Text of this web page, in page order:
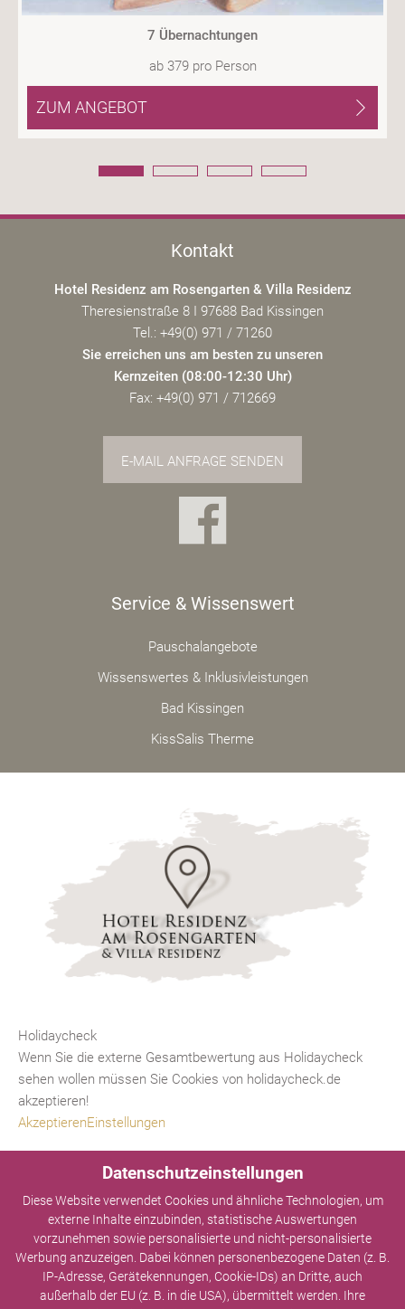
Datenschutzeinstellungen
Diese Website verwendet Cookies und ähnliche Technologien, um
externe Inhalte einzubinden, statistische Auswertungen
vorzunehmen sowie personalisierte und nicht-personalisierte
Werbung anzuzeigen. Dabei können personenbezogene Daten (z. B.
IP-Adresse, Gerätekennungen, Cookie-IDs) an Dritte, auch
außerhalb der EU (z. B. in die USA), übermittelt werden. Ihre
7 Übernachtungen
ab 379 pro Person
ZUM ANGEBOT
Kontakt
Hotel Residenz am Rosengarten & Villa Residenz
Theresienstraße 8 I 97688 Bad Kissingen
Tel.: +49(0) 971 / 71260
Sie erreichen uns am besten zu unseren
Kernzeiten (08:00-12:30 Uhr)
Fax: +49(0) 971 / 712669
E-MAIL ANFRAGE SENDEN
Service & Wissenswert
Pauschalangebote
Wissenswertes & Inklusivleistungen
Bad Kissingen
KissSalis Therme
Holidaycheck
Wenn Sie die externe Gesamtbewertung aus Holidaycheck
sehen wollen müssen Sie Cookies von holidaycheck.de
akzeptieren!
AkzeptierenEinstellungen